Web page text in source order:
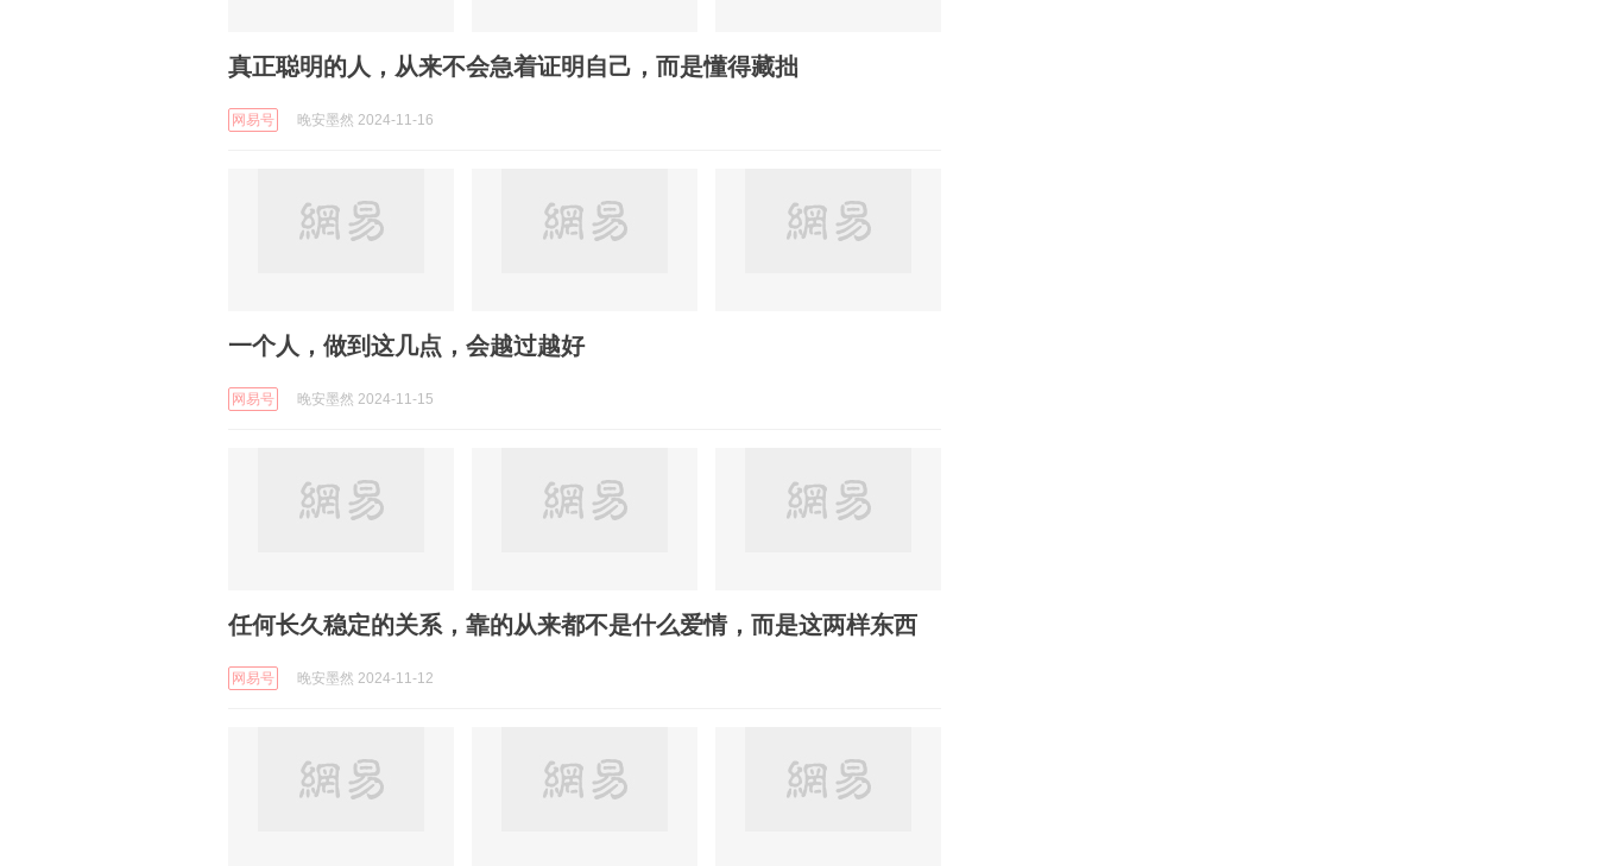
真正聪明的人，从来不会急着证明自己，而是懂得藏拙
网易号 晚安墨然 2024-11-16
一个人，做到这几点，会越过越好
网易号 晚安墨然 2024-11-15
任何长久稳定的关系，靠的从来都不是什么爱情，而是这两样东西
网易号 晚安墨然 2024-11-12